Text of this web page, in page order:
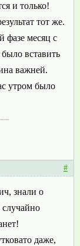
и только!
тот же.
фазе месяц с
вставить
важней.
утром было
#
знали о
случайно
даже,